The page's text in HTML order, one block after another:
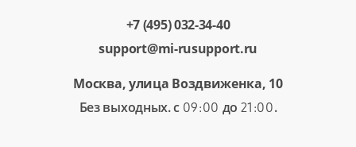
+7 (495) 032-34-40
support@mi-rusupport.ru
Москва, улица Воздвиженка, 10
Без выходных. с 09:00 до 21:00.